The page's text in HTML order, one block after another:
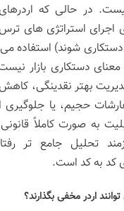
در حالی که
اجرای استراتژی های
شوند) استفاده
دستکاری بازار
بهتر نقدینگی، کاهش
حجیم، یا
به صورت کاملاً
تحلیل جامع تر
کد به کد است.
اردر مخفی بگذارند؟